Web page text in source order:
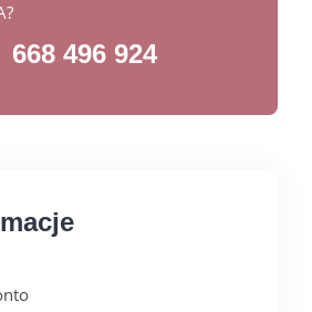
668 496 924